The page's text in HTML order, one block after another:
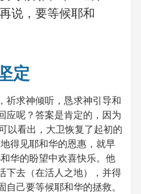
说，要等候耶和
定
求神倾听，恳求神引导和
应呢？答案是肯定的，因为
以看出，大卫恢复了起初的
得见耶和华的恩惠，就早
华的盼望中欢喜快乐。他
下去（在活人之地），并得
己要等候耶和华的拯救。